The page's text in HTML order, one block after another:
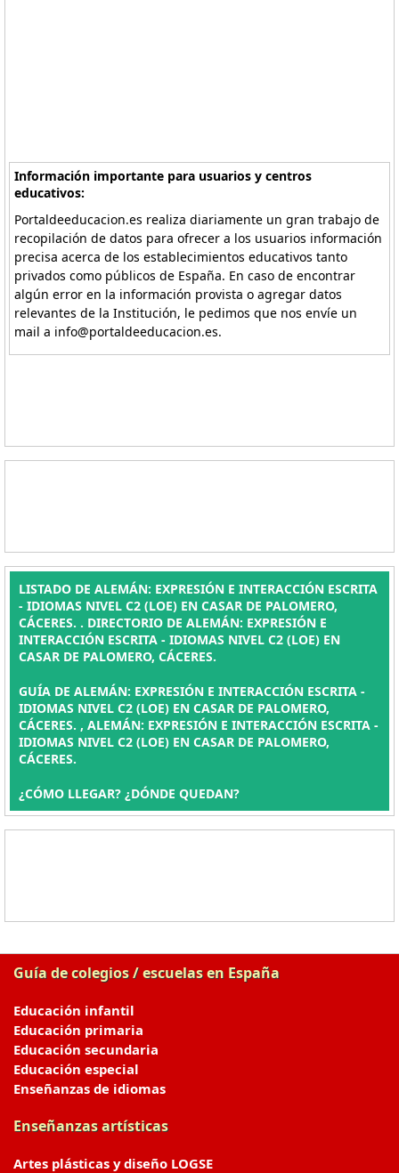
Información importante para usuarios y centros
educativos:
Portaldeeducacion.es realiza diariamente un gran trabajo de
recopilación de datos para ofrecer a los usuarios información
precisa acerca de los establecimientos educativos tanto
privados como públicos de España. En caso de encontrar
algún error en la información provista o agregar datos
relevantes de la Institución, le pedimos que nos envíe un
mail a info@portaldeeducacion.es.
LISTADO DE ALEMÁN: EXPRESIÓN E INTERACCIÓN ESCRITA
- IDIOMAS NIVEL C2 (LOE) EN CASAR DE PALOMERO,
CÁCERES. . DIRECTORIO DE ALEMÁN: EXPRESIÓN E
INTERACCIÓN ESCRITA - IDIOMAS NIVEL C2 (LOE) EN
CASAR DE PALOMERO, CÁCERES.
GUÍA DE ALEMÁN: EXPRESIÓN E INTERACCIÓN ESCRITA -
IDIOMAS NIVEL C2 (LOE) EN CASAR DE PALOMERO,
CÁCERES. , ALEMÁN: EXPRESIÓN E INTERACCIÓN ESCRITA -
IDIOMAS NIVEL C2 (LOE) EN CASAR DE PALOMERO,
CÁCERES.
¿CÓMO LLEGAR? ¿DÓNDE QUEDAN?
Guía de colegios / escuelas en España
Educación infantil
Educación primaria
Educación secundaria
Educación especial
Enseñanzas de idiomas
Enseñanzas artísticas
Artes plásticas y diseño LOGSE